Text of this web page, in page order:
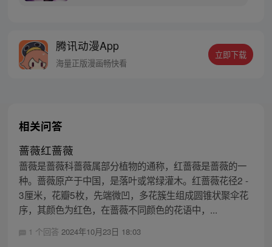
者啊！我只是一个穿越到他身上的普通人，
上面说的那些战斗技能，我都不会啊……
腾讯动漫App
海量正版漫画畅快看
立即下载
相关问答
蔷薇红蔷薇
蔷薇是蔷薇科蔷薇属部分植物的通称，红蔷薇是蔷薇的一
种。蔷薇原产于中国，是落叶或常绿灌木。红蔷薇花径2 -
3厘米，花瓣5枚，先端微凹，多花簇生组成圆锥状聚伞花
序，其颜色为红色，在蔷薇不同颜色的花语中，...
1 个回答 2024年10月23日 18:03